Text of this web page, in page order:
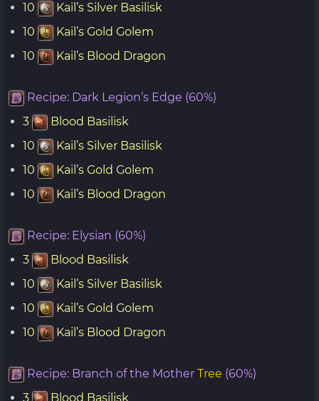
10
Kail’s Silver Basilisk
10
Kail’s Gold Golem
10
Kail’s Blood Dragon
Recipe: Dark Legion’s Edge (60%)
3
Blood Basilisk
10
Kail’s Silver Basilisk
10
Kail’s Gold Golem
10
Kail’s Blood Dragon
Recipe: Elysian (60%)
3
Blood Basilisk
10
Kail’s Silver Basilisk
10
Kail’s Gold Golem
10
Kail’s Blood Dragon
Recipe: Branch of the Mother Tree (60%)
3
Blood Basilisk